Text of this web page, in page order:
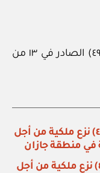
نشر في عدد جريدة أم القرى رقم (٤٩٣٢) الصادر في ١٣ من
وزارة الطاقة: قرار رقم (٤٢٢٣/٤٣٠٢٠١) نزع ملكية من أجل
في منطقة جازان
وزارة الطاقة: قرار رقم (٤٢٢٢/٤٣٠٢٠١) نزع ملكية من أجل